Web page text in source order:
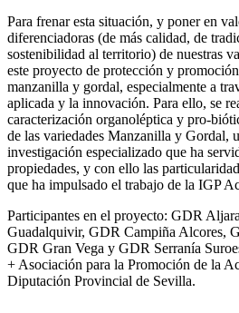
Para frenar esta situación, y poner en
diferenciadoras (de más calidad, de
sostenibilidad al territorio) de nuestras
este proyecto de protección y
manzanilla y gordal, especialmente a
aplicada y la innovación. Para ello, se
caracterización organoléptica y pro-
de las variedades Manzanilla y Gordal,
investigación especializado que ha
propiedades, y con ello las
que ha impulsado el trabajo de la IGP
Participantes en el proyecto: GDR
Guadalquivir, GDR Campiña Alcores,
GDR Gran Vega y GDR Serranía
+ Asociación para la Promoción de la
Diputación Provincial de Sevilla.